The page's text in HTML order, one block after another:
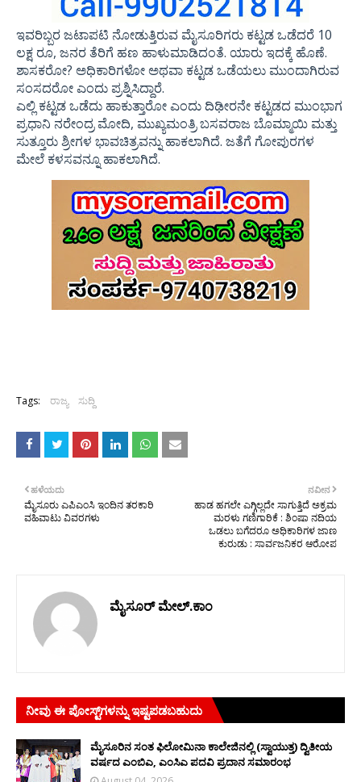
ಇವರಿಬ್ಬರ ಜಟಾಪಟಿ ನೋಡುತ್ತಿರುವ ಮೈಸೂರಿಗರು ಕಟ್ಟಡ ಒಡೆದರೆ 10
ಲಕ್ಷ ರೂ, ಜನರ ತೆರಿಗೆ ಹಣ ಹಾಳುಮಾಡಿದಂತೆ. ಯಾರು ಇದಕ್ಕೆ ಹೊಣೆ.
ಶಾಸಕರೋ? ಅಧಿಕಾರಿಗಳೋ ಅಥವಾ ಕಟ್ಟಡ ಒಡೆಯಲು ಮುಂದಾಗಿರುವ
ಸಂಸದರೋ ಎಂದು ಪ್ರಶ್ನಿಸಿದ್ದಾರೆ.
ಎಲ್ಲಿ ಕಟ್ಟಡ ಒಡೆದು ಹಾಕುತ್ತಾರೋ ಎಂದು ದಿಢೀರನೇ ಕಟ್ಟಡದ ಮುಂಭಾಗ
ಪ್ರಧಾನಿ ನರೇಂದ್ರ ಮೋದಿ, ಮುಖ್ಯಮಂತ್ರಿ ಬಸವರಾಜ ಬೊಮ್ಮಾಯಿ ಮತ್ತು
ಸುತ್ತೂರು ಶ್ರೀಗಳ ಭಾವಚಿತ್ರವನ್ನು ಹಾಕಲಾಗಿದೆ. ಜತೆಗೆ ಗೋಪುರಗಳ
ಮೇಲೆ ಕಳಸವನ್ನೂ ಹಾಕಲಾಗಿದೆ.
Tags: ರಾಜ್ಯ ಸುದ್ದಿ
ನವೀನ
ಹಾಡ ಹಗಲೇ ಎಗ್ಗಿಲ್ಲದೇ ಸಾಗುತ್ತಿದೆ ಅಕ್ರಮ
ಮರಳು ಗಣಿಗಾರಿಕೆ : ಶಿಂಷಾ ನದಿಯ
ಒಡಲು ಬಗೆದರೂ ಅಧಿಕಾರಿಗಳ ಜಾಣ
ಕುರುಡು : ಸಾರ್ವಜನಿಕರ ಆರೋಪ
ಹಳೆಯದು
ಮೈಸೂರು ಎಪಿಎಂಸಿ ಇಂದಿನ ತರಕಾರಿ
ವಹಿವಾಟು ವಿವರಗಳು
ಮೈಸೂರ್ ಮೇಲ್.ಕಾಂ
ನೀವು ಈ ಪೋಸ್ಟ್‌ಗಳನ್ನು ಇಷ್ಟಪಡಬಹುದು
ಮೈಸೂರಿನ ಸಂತ ಫಿಲೋಮಿನಾ ಕಾಲೇಜಿನಲ್ಲಿ (ಸ್ವಾಯುತ್ತ) ದ್ವಿತೀಯ
ವರ್ಷದ ಎಂಬಿಎ, ಎಂಸಿಎ ಪದವಿ ಪ್ರದಾನ ಸಮಾರಂಭ